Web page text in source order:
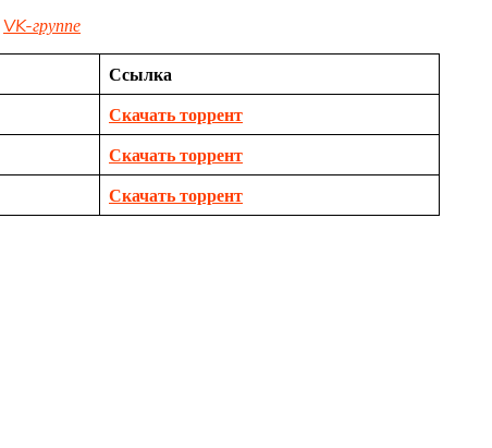
VK-группе
Ссылка
Скачать торрент
Скачать торрент
Скачать торрент